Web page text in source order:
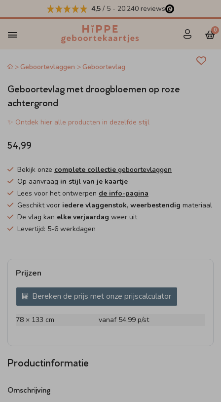
4,5 / 5 - 20.240 reviews
0
Geboortevlaggen Geboortevlag
Geboortevlag met droogbloemen op roze
achtergrond
✨ Ontdek hier alle producten in dezelfde stijl
54,99
Bekijk onze complete collectie geboortevlaggen
Op aanvraag in stijl van je kaartje
Lees voor het ontwerpen de info-pagina
Geschikt voor iedere vlaggenstok, weerbestendig materiaal
De vlag kan elke verjaardag weer uit
Levertijd: 5-6 werkdagen
Prijzen
Bereken de prijs met onze prijscalculator
78 × 133 cm vanaf 54,99 p/st
Productinformatie
Omschrijving